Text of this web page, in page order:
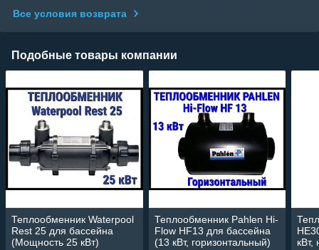
Все условия возврата
Подобные товары компании
Теплообменник Waterpool
Rest 25 для бассейна
(Мощность 25 кВт)
Теплообменник Pahlen Hi-
Flow HF13 для бассейна
(13 кВт, горизонтальный)